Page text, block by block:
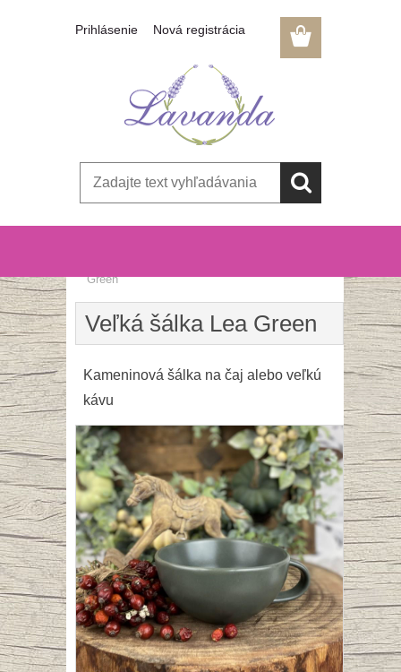
Prihlásenie Nová registrácia
Green
Veľká šálka Lea Green
Kameninová šálka na čaj alebo veľkú
kávu